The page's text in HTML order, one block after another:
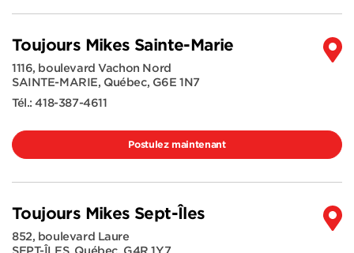
Toujours Mikes Sainte-Marie
1116, boulevard Vachon Nord
SAINTE-MARIE, Québec, G6E 1N7
Tél.:418-387-4611
Postulez maintenant
Toujours Mikes Sept-Îles
852, boulevard Laure